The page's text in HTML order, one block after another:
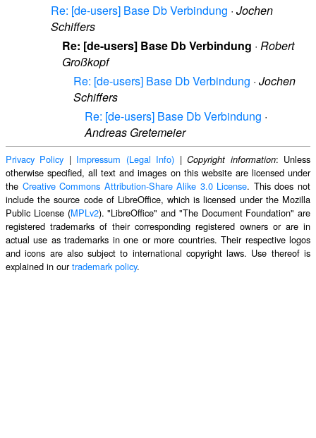
Re: [de-users] Base Db Verbindung · Jochen
Schiffers
Re: [de-users] Base Db Verbindung · Robert
Großkopf
Re: [de-users] Base Db Verbindung · Jochen
Schiffers
Re: [de-users] Base Db Verbindung ·
Andreas Gretemeier
Privacy Policy | Impressum (Legal Info) |Copyright information: Unless
otherwise specified, all text and images on this website are licensed under
the Creative Commons Attribution-Share Alike 3.0 License. This does not
include the source code of LibreOffice, which is licensed under the Mozilla
Public License (MPLv2). "LibreOffice" and "The Document Foundation" are
registered trademarks of their corresponding registered owners or are in
actual use as trademarks in one or more countries. Their respective logos
and icons are also subject to international copyright laws. Use thereof is
explained in ourtrademark policy.